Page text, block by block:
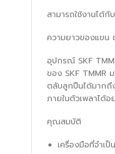
สามารถใช้งานได้
ความยาวของแขน
อุปกรณ์ SKF
ของ SKF TMMR
ตลับลูกปืนได้มากถึ
ภายในตัวเพลาได้
คุณสมบัติ
เครื่องมือที่จำเ